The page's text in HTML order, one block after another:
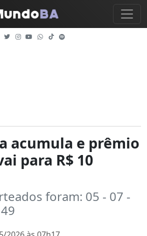
acumula e prêmio
para R$ 10
foram: 05 - 07 -